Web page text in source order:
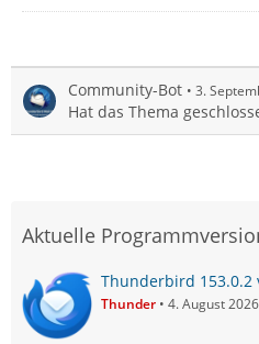
Community-Bot 3.
Hat das Thema
Aktuelle
Thunderbird
Thunder 4. August